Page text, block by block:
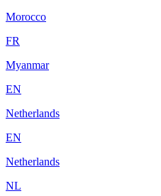
Morocco
FR
Myanmar
EN
Netherlands
EN
Netherlands
NL